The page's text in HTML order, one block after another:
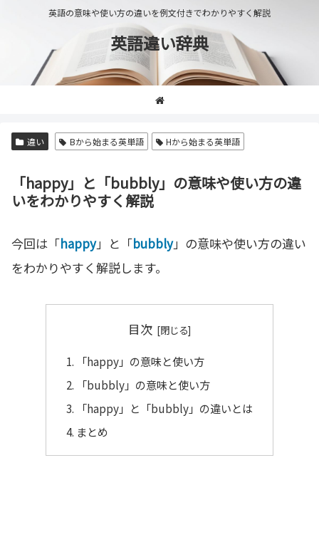
英語の意味や使い方の違いを例文付きでわかりやすく解説
英語違い辞典
違い Bから始まる英単語 Hから始まる英単語
「happy」と「bubbly」の意味や使い方の違
いをわかりやすく解説
今回は「happy」と「bubbly」の意味や使い方の違い
をわかりやすく解説します。
目次
「happy」の意味と使い方
「bubbly」の意味と使い方
「happy」と「bubbly」の違いとは
まとめ